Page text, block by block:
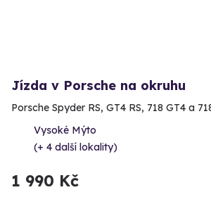
Jízda v Porsche na okruhu
Porsche Spyder RS, GT4 RS, 718 GT4 a
Vysoké Mýto
(+ 4 další lokality)
1 990 Kč